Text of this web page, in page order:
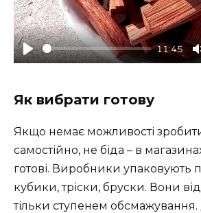
P
a
11:45
l
a
y
Як вибрати готову
Якщо немає можливості
самостійно, не біда – в
готові. Виробники упаковують
кубики, тріски, бруски. Вони
тільки ступенем обсмажування.